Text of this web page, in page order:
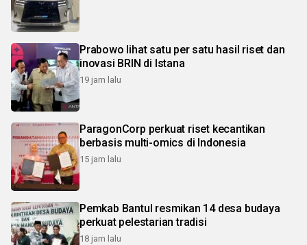
Prabowo lihat satu per satu hasil riset dan
inovasi BRIN di Istana
19 jam lalu
ParagonCorp perkuat riset kecantikan
berbasis multi-omics di Indonesia
15 jam lalu
Pemkab Bantul resmikan 14 desa budaya
perkuat pelestarian tradisi
18 jam lalu